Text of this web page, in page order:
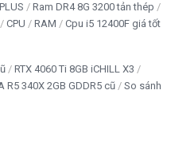
Ram DR4 8G 3200 tản thép
CPU RAM Cpu i5 12400F giá tốt
RTX 4060 Ti 8GB iCHILL X3
R5 340X 2GB GDDR5 cũ
So sánh